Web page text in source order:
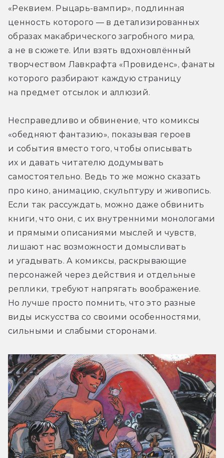
«Реквием. Рыцарь-вампир», подлинная
ценность которого — в детализированных
образах макабрического загробного мира,
а не в сюжете. Или взять вдохновлённый
творчеством Лавкрафта «Провиденс», фанаты
которого разбирают каждую страницу
на предмет отсылок и аллюзий.
Несправедливо и обвинение, что комиксы
«обедняют фантазию», показывая героев
и события вместо того, чтобы описывать
их и давать читателю додумывать
самостоятельно. Ведь то же можно сказать
про кино, анимацию, скульптуру и живопись.
Если так рассуждать, можно даже обвинить
книги, что они, с их внутренними монологами
и прямыми описаниями мыслей и чувств,
лишают нас возможности домысливать
и угадывать. А комиксы, раскрывающие
персонажей через действия и отдельные
реплики, требуют напрягать воображение.
Но лучше просто помнить, что это разные
виды искусства со своими особенностями,
сильными и слабыми сторонами.